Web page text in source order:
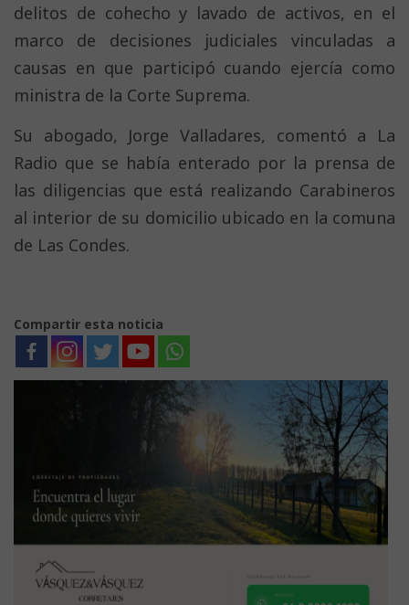
delitos de cohecho y lavado de activos, en el
marco de decisiones judiciales vinculadas a
causas en que participó cuando ejercía como
ministra de la Corte Suprema.
Su abogado, Jorge Valladares, comentó a La
Radio que se había enterado por la prensa de
las diligencias que está realizando Carabineros
al interior de su domicilio ubicado en la comuna
de Las Condes.
Compartir esta noticia